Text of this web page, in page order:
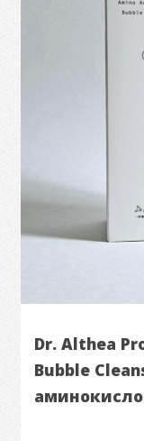
Dr. Althea
Bubble